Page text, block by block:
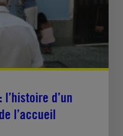
d’un
l’accueil